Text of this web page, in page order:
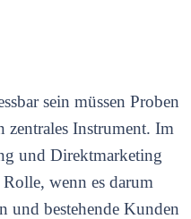
sein müssen Proben
zentrales Instrument. Im
und Direktmarketing
Rolle, wenn es darum
und bestehende Kunden